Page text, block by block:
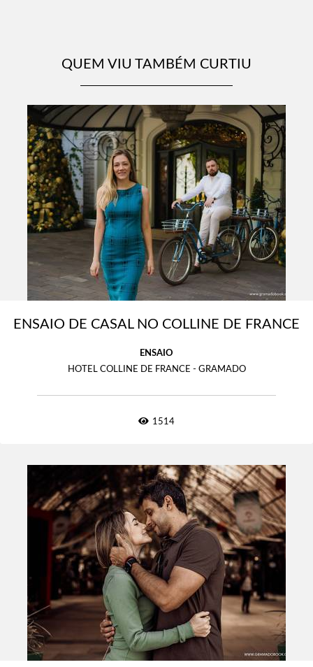
QUEM VIU TAMBÉM CURTIU
ENSAIO DE CASAL NO COLLINE DE FRANCE
ENSAIO
HOTEL COLLINE DE FRANCE - GRAMADO
1514